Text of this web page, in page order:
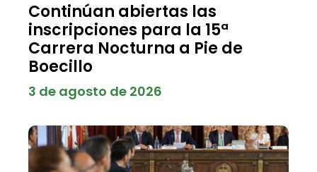
Continúan abiertas las
inscripciones para la 15ª
Carrera Nocturna a Pie de
Boecillo
3 de agosto de 2026